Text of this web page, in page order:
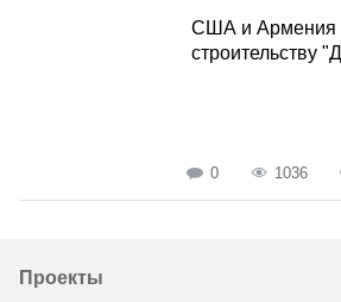
США и Армения
строительству
0 1036
Проекты